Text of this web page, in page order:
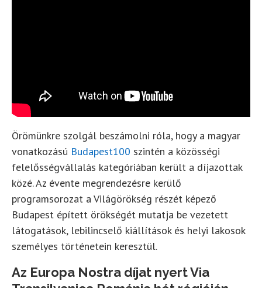
Örömünkre szolgál beszámolni róla, hogy a magyar
vonatkozású Budapest100 szintén a közösségi
felelősségvállalás kategóriában került a díjazottak
közé. Az évente megrendezésre kerülő
programsorozat a Világörökség részét képező
Budapest épített örökségét mutatja be vezetett
látogatások, lebilincselő kiállítások és helyi lakosok
személyes történetein keresztül.
Az Europa Nostra díjat nyert Via